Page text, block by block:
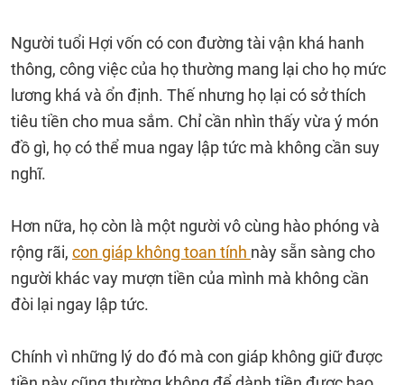
Người tuổi Hợi vốn có con đường tài vận khá hanh
thông, công việc của họ thường mang lại cho họ mức
lương khá và ổn định. Thế nhưng họ lại có sở thích
tiêu tiền cho mua sắm. Chỉ cần nhìn thấy vừa ý món
đồ gì, họ có thể mua ngay lập tức mà không cần suy
nghĩ.
Hơn nữa, họ còn là một người vô cùng hào phóng và
rộng rãi, con giáp không toan tính này sẵn sàng cho
người khác vay mượn tiền của mình mà không cần
đòi lại ngay lập tức.
Chính vì những lý do đó mà con giáp không giữ được